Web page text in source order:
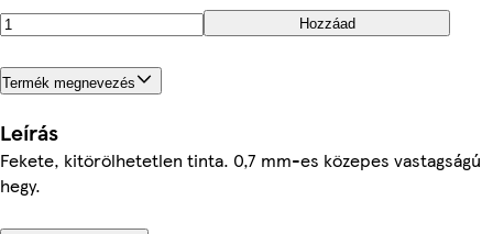
Hozzáad
Termék megnevezés
Leírás
Fekete, kitörölhetetlen tinta. 0,7 mm-es közepes vastagságú
hegy.